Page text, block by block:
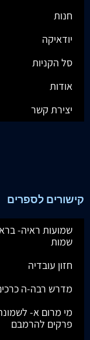
חנות
יודאיקה
סל הקניות
אודות
יצירת קשר
קישורים לספרים
שמועות ראיה-
שמות
חזון עובדיה
מדרש רבה-ה
מי מרום א-
פרקים להרמבם